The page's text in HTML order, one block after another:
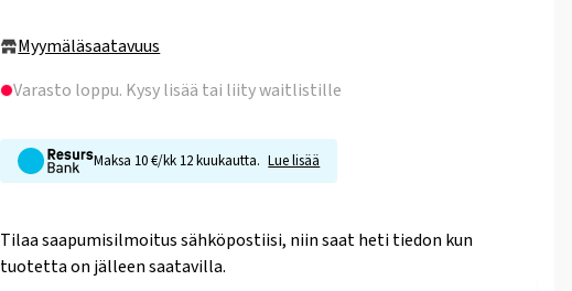
Myymäläsaatavuus
Varasto loppu. Kysy lisää tai liity waitlistille
Maksa 10 €/kk 12 kuukautta. Lue lisää
Tilaa saapumisilmoitus sähköpostiisi, niin saat heti tiedon kun
tuotetta on jälleen saatavilla.